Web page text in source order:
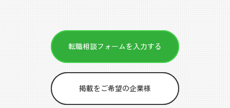
転職相談フォームを入力する
掲載をご希望の企業様